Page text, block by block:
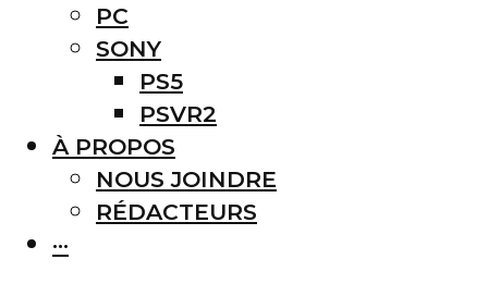
PC
SONY
PS5
PSVR2
À PROPOS
NOUS JOINDRE
RÉDACTEURS
···